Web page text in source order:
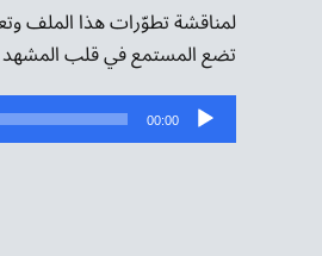
لمناقشة تطوّرات هذا الملف
تضع المستمع في قلب المشهد
مشغل
الصوت
00:00